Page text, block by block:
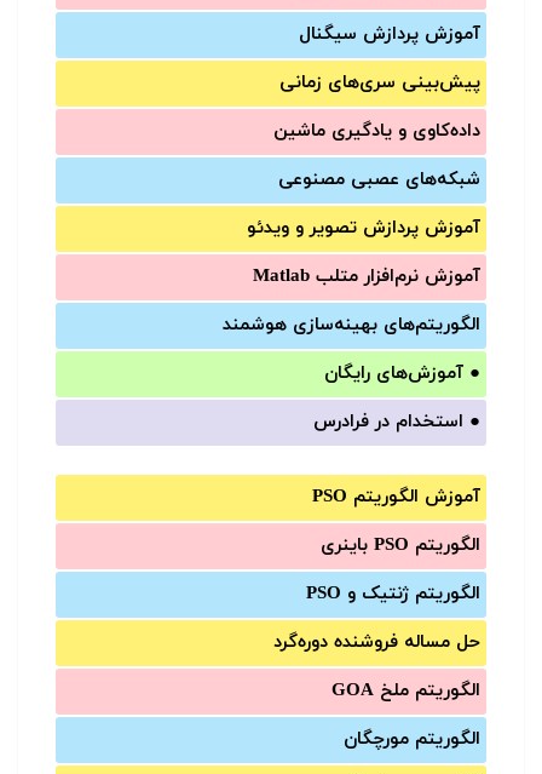
آموزش‌ پردازش سیگنال
پیش‌‌بینی سری‌‌های زمانی
داده‌کاوی و یادگیری ماشین
شبکه‌های عصبی مصنوعی
آموزش‌ پردازش تصویر و ویدئو
آموزش‌ نرم‌افزار متلب Matlab
الگوریتم‌های بهینه‌سازی هوشمند
● آموزش‌های رایگان
● استخدام در فرادرس
آموزش الگوریتم PSO
الگوریتم PSO باینری
الگوریتم ژنتیک و PSO
حل مساله فروشنده دوره‌گرد
الگوریتم ملخ GOA
الگوریتم مورچگان